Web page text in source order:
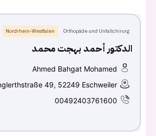
كلمه السرهل نسيت كلمة السر؟
Orthopäde und Unfallchirurg
Nordrhein-Westfalen
الدكتور أحمد بهجت محمد
Ahmed Bahgat Mohamed
49, 52249 Eschweiler
00492403761600